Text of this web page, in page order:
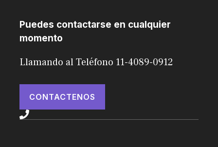
Puedes contactarse en cualquier
momento
Llamando al Teléfono 11-4089-0912
CONTACTENOS